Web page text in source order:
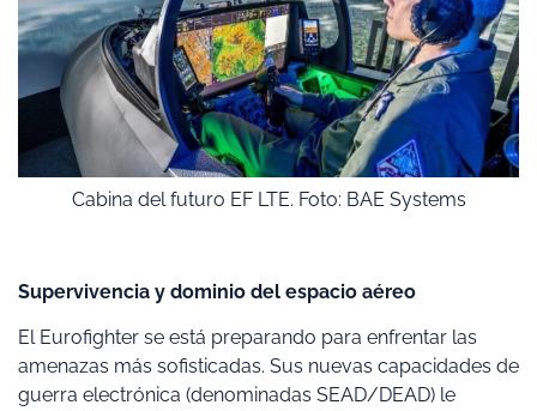
Cabina del futuro EF LTE. Foto: BAE Systems
Supervivencia y dominio del espacio aéreo
El Eurofighter se está preparando para enfrentar las
amenazas más sofisticadas. Sus nuevas capacidades de
guerra electrónica (denominadas SEAD/DEAD) le